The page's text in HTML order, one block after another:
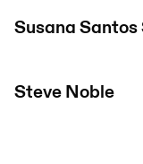
Susana Santos
Steve Noble